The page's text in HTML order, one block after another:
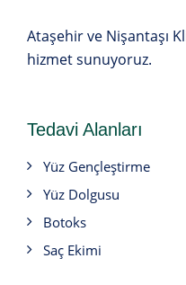
Ataşehir ve Nişantaşı
hizmet sunuyoruz.
Tedavi Alanları
Yüz Gençleştirme
Yüz Dolgusu
Botoks
Saç Ekimi